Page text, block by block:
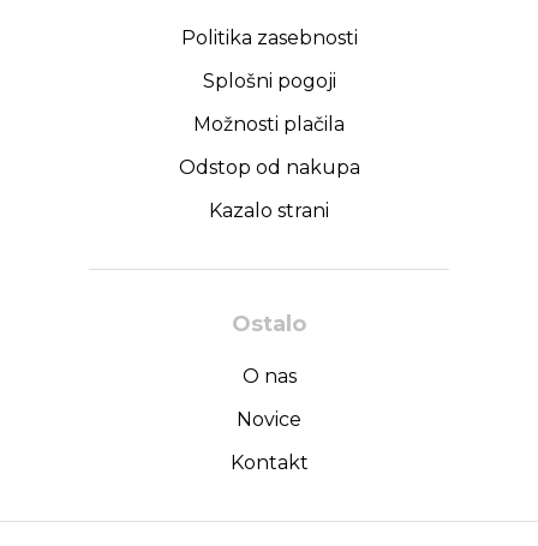
Politika zasebnosti
Splošni pogoji
Možnosti plačila
Odstop od nakupa
Kazalo strani
Ostalo
O nas
Novice
Kontakt